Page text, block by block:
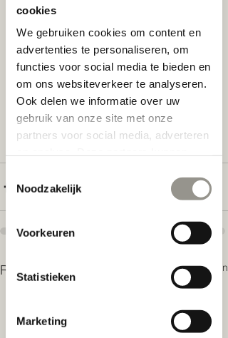
cookies
We gebruiken cookies om content en
advertenties te personaliseren, om
functies voor social media te bieden en
om ons websiteverkeer te analyseren.
Ook delen we informatie over uw
gebruik van onze site met onze
partners voor social media, adverteren
andere informatie die u aan ze heeft
verstrekt of die ze hebben verzameld
op basis van uw gebruik van hun
services.
Noodzakelijk
Voorkeuren
Statistieken
Marketing
Zeiss mogen we naar jaarlijkse gewoonte
klanten aanbieden. Wanneer je nu een
zonnebril aankoopt met aangepaste glazen
krijg je 1 glas gratis. Dit geldt voor al onze
glazen, ongeacht uw sterkte of type lens.
Recente blogposts Alles weergeven